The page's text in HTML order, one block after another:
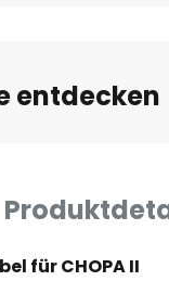
entdecken
für CHOPA II